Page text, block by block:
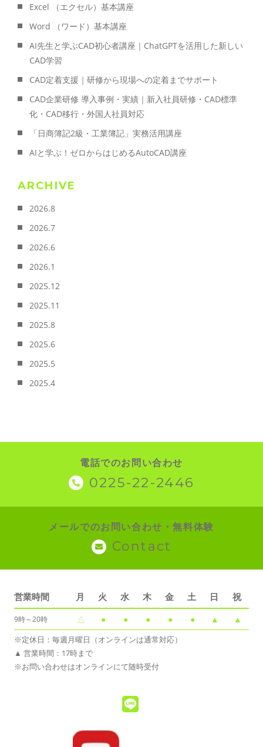
Excel （エクセル）基本講座
Word （ワード）基本講座
AI先生と学ぶCAD初心者講座｜ChatGPTを活用した新しい
CAD学習
CAD定着支援｜研修から現場への定着までサポート
CAD企業研修 導入事例・実績｜新入社員研修・CAD標準
化・CAD移行・外国人社員対応
「日商簿記2級・工業簿記」実務活用講座
AIと学ぶ！ゼロからはじめるAutoCAD講座
ARCHIVE
2026.8
2026.7
2026.6
2026.1
2025.12
2025.11
2025.8
2025.6
2025.5
2025.4
電話でのお問い合わせ
0225-22-2446
メールでのお問い合わせ・無料体験
Contact
営業時間 月 火 水 木 金 土 日 祝
9時～20時 △ ● ● ● ● ● ▲ ▲
※定休日：毎週月曜日（オンラインは通常対応）
▲ 営業時間：17時まで
※お問い合わせはオンラインにて随時受付